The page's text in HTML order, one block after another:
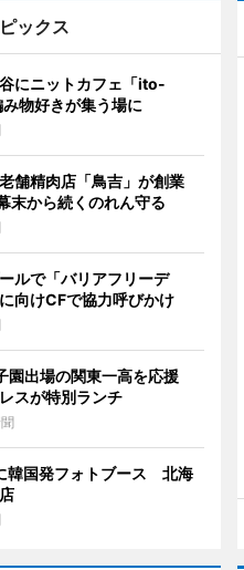
ックス
にニットカフェ「ito-
物好きが集う場に
舗精肉店「鳥吉」が創業
から続くのれん守る
ルで「バリアフリーデ
向けCFで協力呼びかけ
園出場の関東一高を応援
スが特別ランチ
韓国発フォトブース 北海